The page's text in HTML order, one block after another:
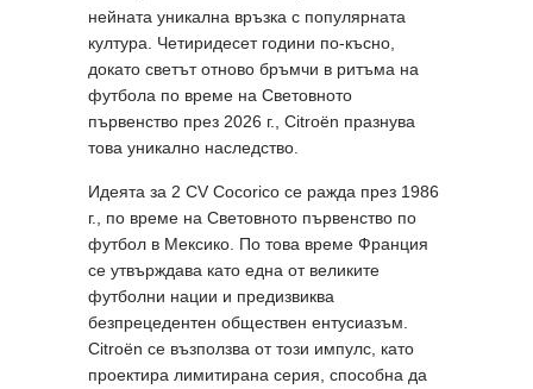
нейната уникална връзка с популярната
култура. Четиридесет години по-късно,
докато светът отново бръмчи в ритъма на
футбола по време на Световното
първенство през 2026 г., Citroën празнува
това уникално наследство.
Идеята за 2 CV Cocorico се ражда през 1986
г., по време на Световното първенство по
футбол в Мексико. По това време Франция
се утвърждава като една от великите
футболни нации и предизвиква
безпрецедентен обществен ентусиазъм.
Citroën се възползва от този импулс, като
проектира лимитирана серия, способна да